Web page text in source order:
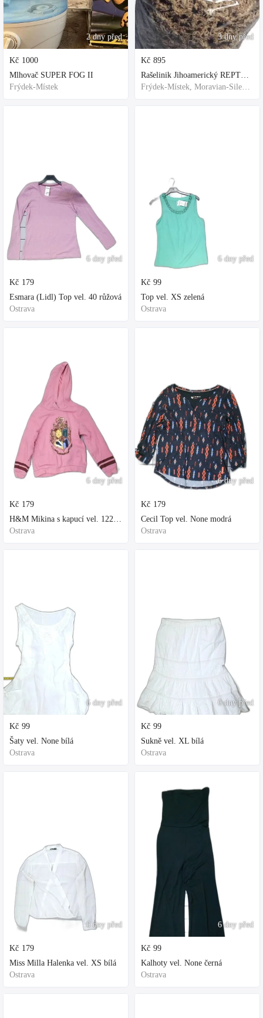
2 dny před
Kč 1000
Mlhovač SUPER FOG II
Frýdek-Místek
6 dny před
Kč 179
Esmara (Lidl) Top vel. 40 růžová
Ostrava
6 dny před
Kč 179
H&M Mikina s kapucí vel. 122 fialová
Ostrava
6 dny před
Kč 99
Šaty vel. None bílá
Ostrava
6 dny před
Kč 179
Miss Milla Halenka vel. XS bílá
Ostrava
3 dny před
Kč 895
Rašelinik Jihoamerický REPTER - 5 balení - 500g -
Frýdek-Místek, Moravian-Silesian Region,Others
6 dny před
Kč 99
Top vel. XS zelená
Ostrava
6 dny před
Kč 179
Cecil Top vel. None modrá
Ostrava
6 dny před
Kč 99
Sukně vel. XL bílá
Ostrava
6 dny před
Kč 99
Kalhoty vel. None černá
Ostrava